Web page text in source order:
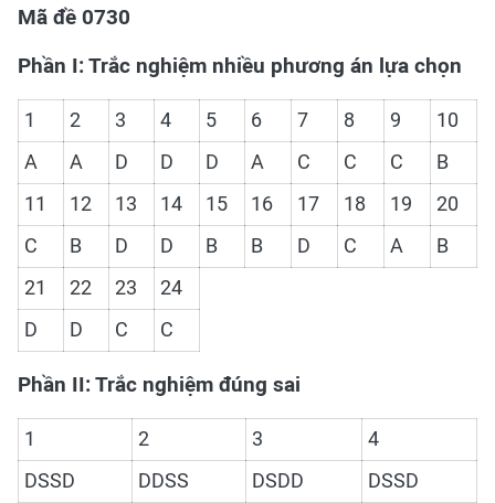
Mã đề 0730
Phần I: Trắc nghiệm nhiều phương án lựa chọn
1 2 3 4 5 6 7 8 9
10
A
A D D D A C C C
B
11
12 13 14 15 16 17 18 19
20
C
B D D B B D C A
B
21
22 23
24
D
D C C
Phần II: Trắc nghiệm đúng sai
1 2 3
4
DSSD
DDSS DSDD DSSD